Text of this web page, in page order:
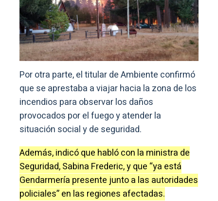
Por otra parte, el titular de Ambiente confirmó
que se aprestaba a viajar hacia la zona de los
incendios para observar los daños
provocados por el fuego y atender la
situación social y de seguridad.
Además, indicó que habló con la ministra de
Seguridad, Sabina Frederic, y que “ya está
Gendarmería presente junto a las autoridades
policiales” en las regiones afectadas.